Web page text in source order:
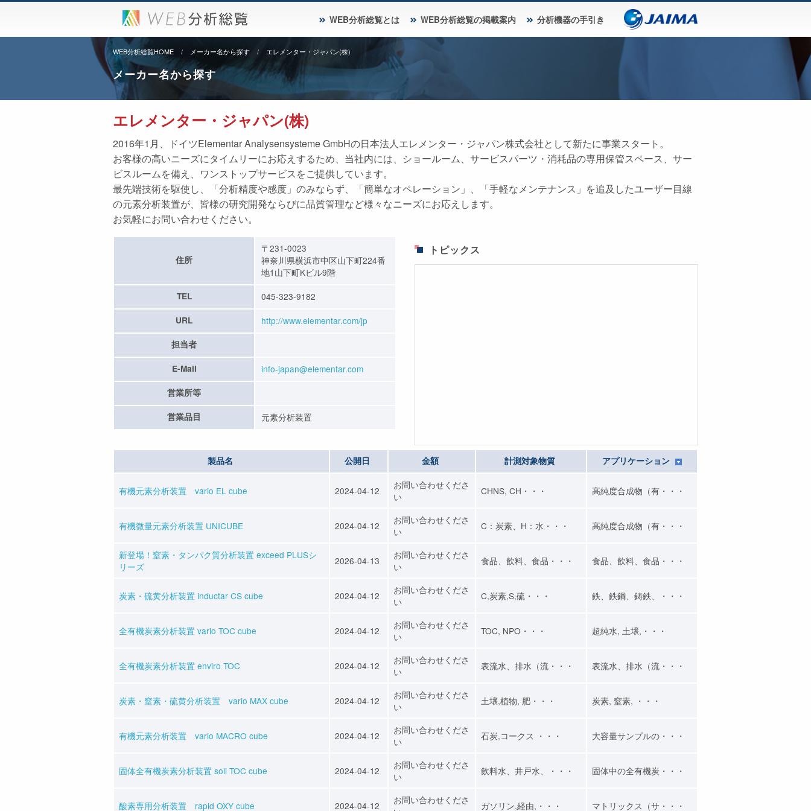
WEB分析総覧とは WEB分析総覧の掲載案内 分析機器の手引き
WEB分析総覧HOME メーカー名から探す エレメンター・ジャパン(株)
メーカー名から探す
エレメンター・ジャパン(株)
2016年1月、ドイツElementar Analysensysteme GmbHの日本法人エレメンター・ジャパン株式会社として新たに事業スタート。
お客様の高いニーズにタイムリーにお応えするため、当社内には、ショールーム、サービスパーツ・消耗品の専用保管スペース、サー
ビスルームを備え、ワンストップサービスをご提供しています。
最先端技術を駆使し、「分析精度や感度」のみならず、「簡単なオペレーション」、「手軽なメンテナンス」を追及したユーザー目線
の元素分析装置が、皆様の研究開発ならびに品質管理など様々なニーズにお応えします。
お気軽にお問い合わせください。
住所
〒231-0023
神奈川県横浜市中区山下町224番
地1山下町Kビル9階
TEL 045-323-9182
URL http://www.elementar.com/jp
担当者
E-Mail info-japan@elementar.com
営業所等
営業品目 元素分析装置
トピックス
製品名 公開日 金額 計測対象物質 アプリケーション
有機元素分析装置 vario EL cube 2024-04-12
お問い合わせくださ
い
CHNS, CH・・・ 高純度合成物（有・・・
有機微量元素分析装置 UNICUBE 2024-04-12
お問い合わせくださ
い
C：炭素、H：水・・・ 高純度合成物（有・・・
新登場！窒素・タンパク質分析装置 exceed PLUSシ
リーズ
2026-04-13
お問い合わせくださ
い
食品、飲料、食品・・・ 食品、飲料、食品・・・
炭素・硫黄分析装置 inductar CS cube 2024-04-12
お問い合わせくださ
い
C,炭素,S,硫・・・ 鉄、鉄鋼、鋳鉄、・・・
全有機炭素分析装置 vario TOC cube 2024-04-12
お問い合わせくださ
い
TOC, NPO・・・ 超純水, 土壌,・・・
全有機炭素分析装置 enviro TOC 2024-04-12
お問い合わせくださ
い
表流水、排水（流・・・ 表流水、排水（流・・・
炭素・窒素・硫黄分析装置 vario MAX cube 2024-04-12
お問い合わせくださ
い
土壌,植物, 肥・・・ 炭素, 窒素, ・・・
有機元素分析装置 vario MACRO cube 2024-04-12
お問い合わせくださ
い
石炭,コークス ・・・ 大容量サンプルの・・・
固体全有機炭素分析装置 soli TOC cube 2024-04-12
お問い合わせくださ
い
飲料水、井戸水、・・・ 固体中の全有機炭・・・
酸素専用分析装置 rapid OXY cube 2024-04-12
お問い合わせくださ
ガソリン,経由,・・・ マトリックス（サ・・・